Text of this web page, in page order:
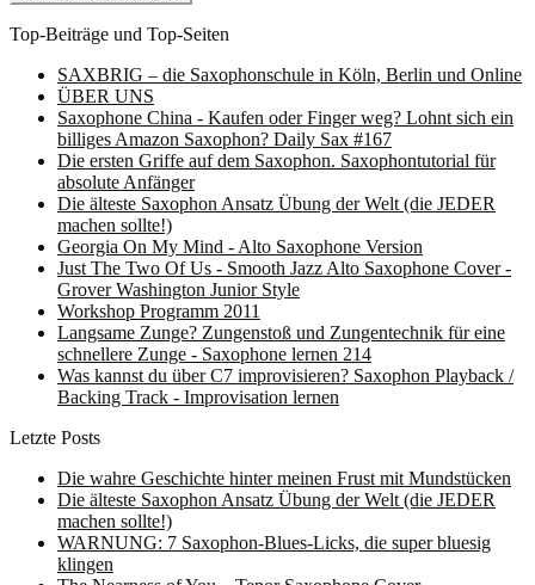
Top-Beiträge und Top-Seiten
SAXBRIG – die Saxophonschule in Köln, Berlin und Online
ÜBER UNS
Saxophone China - Kaufen oder Finger weg? Lohnt sich ein
billiges Amazon Saxophon? Daily Sax #167
Die ersten Griffe auf dem Saxophon. Saxophontutorial für
absolute Anfänger
Die älteste Saxophon Ansatz Übung der Welt (die JEDER
machen sollte!)
Georgia On My Mind - Alto Saxophone Version
Just The Two Of Us - Smooth Jazz Alto Saxophone Cover -
Grover Washington Junior Style
Workshop Programm 2011
Langsame Zunge? Zungenstoß und Zungentechnik für eine
schnellere Zunge - Saxophone lernen 214
Was kannst du über C7 improvisieren? Saxophon Playback /
Backing Track - Improvisation lernen
Letzte Posts
Die wahre Geschichte hinter meinen Frust mit Mundstücken
Die älteste Saxophon Ansatz Übung der Welt (die JEDER
machen sollte!)
WARNUNG: 7 Saxophon-Blues-Licks, die super bluesig
klingen